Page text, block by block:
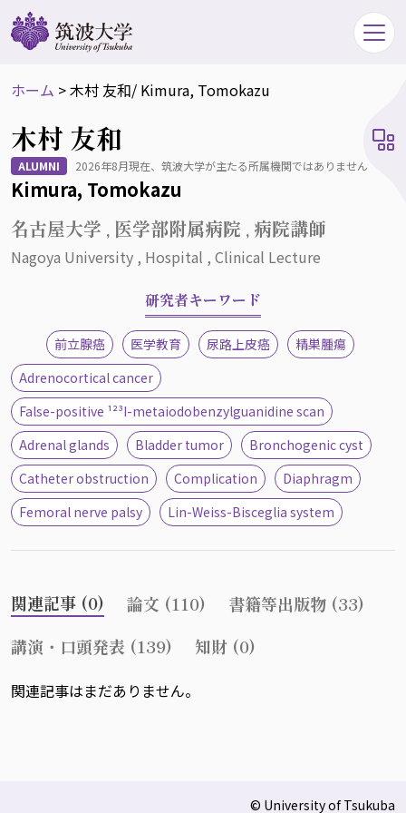
ホーム >木村 友和/ Kimura, Tomokazu
木村 友和
ALUMNI 2026年8月現在、筑波大学が主たる所属機関ではありません
Kimura, Tomokazu
名古屋大学 , 医学部附属病院 , 病院講師
Nagoya University , Hospital , Clinical Lecture
研究者キーワード
前立腺癌 医学教育 尿路上皮癌
精巣腫瘍
Adrenocortical cancer
False-positive ¹²³I-metaiodobenzylguanidine scan
Adrenal glands
Bladder tumor
Bronchogenic cyst
Catheter obstruction
Complication
Diaphragm
Femoral nerve palsy
Lin-Weiss-Bisceglia system
関連記事 (0) 論文 (110)
書籍等出版物 (33)
講演・口頭発表 (139)
知財 (0)
関連記事はまだありません。
© University of Tsukuba